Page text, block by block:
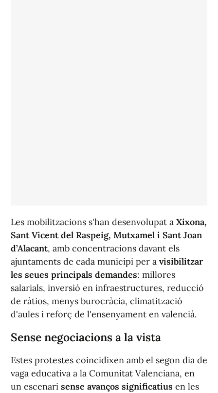
Les mobilitzacions s'han desenvolupat a Xixona,
Sant Vicent del Raspeig, Mutxamel i Sant Joan
d’Alacant, amb concentracions davant els
ajuntaments de cada municipi per a visibilitzar
les seues principals demandes: millores
salarials, inversió en infraestructures, reducció
de ràtios, menys burocràcia, climatització
d'aules i reforç de l'ensenyament en valencià.
Sense negociacions a la vista
Estes protestes coincidixen amb el segon dia de
vaga educativa a la Comunitat Valenciana, en
un escenari sense avanços significatius en les